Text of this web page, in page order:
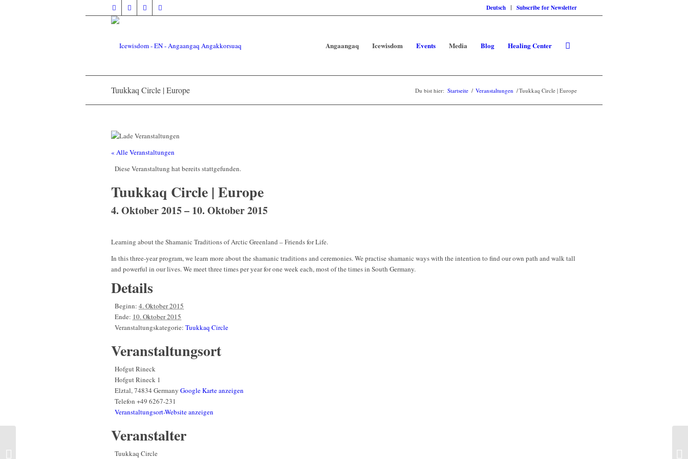
Deutsch Subscribe for Newsletter
Angaangaq Icewisdom Events Media Blog Healing Center
Tuukkaq Circle | Europe Du bist hier: Startseite / Veranstaltungen /Tuukkaq Circle | Europe
« Alle Veranstaltungen
Diese Veranstaltung hat bereits stattgefunden.
Tuukkaq Circle | Europe
4. Oktober 2015– 10. Oktober 2015
Learning about the Shamanic Traditions of Arctic Greenland – Friends for Life.
In this three-year program, we learn more about the shamanic traditions and ceremonies. We practise shamanic ways with the intention to find our own path and walk tall
and powerful in our lives. We meet three times per year for one week each, most of the times in South Germany.
Details
Beginn: 4. Oktober 2015
Ende: 10. Oktober 2015
Veranstaltungskategorie: Tuukkaq Circle
Veranstaltungsort
Hofgut Rineck
Hofgut Rineck 1
Elztal,74834 Germany Google Karte anzeigen
Telefon +49 6267-231
Veranstaltungsort-Website anzeigen
Veranstalter
Tuukkaq Circle